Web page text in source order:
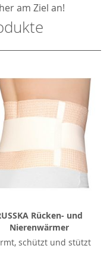
am Ziel an!
Rücken- und
Nierenwärmer
schützt und stützt